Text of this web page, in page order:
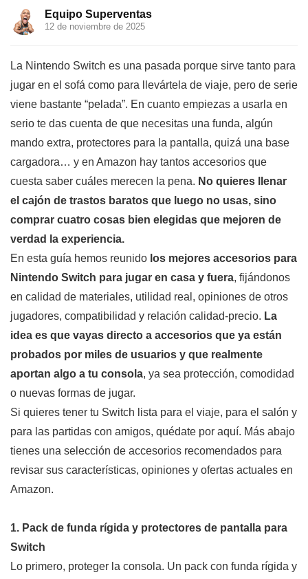
Equipo Superventas
12 de noviembre de 2025
La Nintendo Switch es una pasada porque sirve tanto para
jugar en el sofá como para llevártela de viaje, pero de serie
viene bastante “pelada”. En cuanto empiezas a usarla en
serio te das cuenta de que necesitas una funda, algún
mando extra, protectores para la pantalla, quizá una base
cargadora… y en Amazon hay tantos accesorios que
cuesta saber cuáles merecen la pena. No quieres llenar
el cajón de trastos baratos que luego no usas, sino
comprar cuatro cosas bien elegidas que mejoren de
verdad la experiencia.
En esta guía hemos reunido los mejores accesorios para
Nintendo Switch para jugar en casa y fuera, fijándonos
en calidad de materiales, utilidad real, opiniones de otros
jugadores, compatibilidad y relación calidad-precio. La
idea es que vayas directo a accesorios que ya están
probados por miles de usuarios y que realmente
aportan algo a tu consola, ya sea protección, comodidad
o nuevas formas de jugar.
Si quieres tener tu Switch lista para el viaje, para el salón y
para las partidas con amigos, quédate por aquí. Más abajo
tienes una selección de accesorios recomendados para
revisar sus características, opiniones y ofertas actuales en
Amazon.
1. Pack de funda rígida y protectores de pantalla para
Switch
Lo primero, proteger la consola. Un pack con funda rígida y